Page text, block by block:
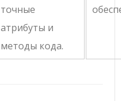
точные
атрибуты и
методы кода.